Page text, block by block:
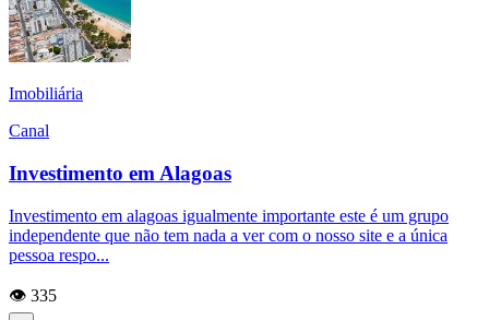
Imobiliária
Canal
Investimento em Alagoas
Investimento em alagoas igualmente importante este é um grupo
independente que não tem nada a ver com o nosso site e a única
pessoa respo...
👁️ 335